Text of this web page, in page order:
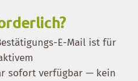
E-Mail ist für
sofort verfügbar — kein